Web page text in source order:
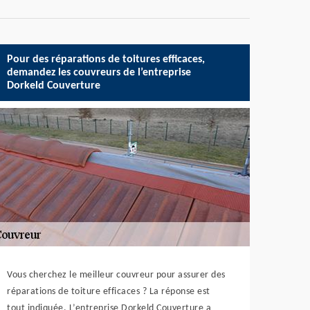
Pour des réparations de toitures efficaces,
demandez les couvreurs de l’entreprise
Dorkeld Couverture
Vous cherchez le meilleur couvreur pour assurer des
réparations de toiture efficaces ? La réponse est